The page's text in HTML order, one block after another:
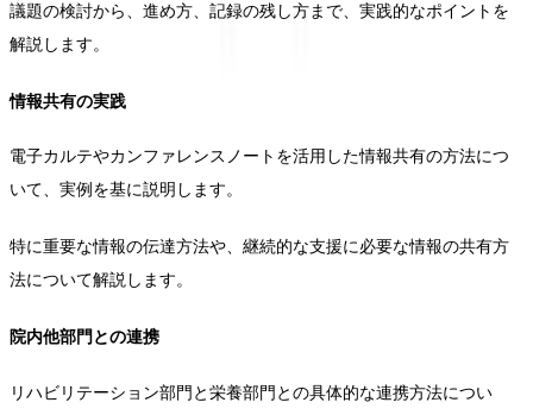
議題の検討から、進め方、記録の残し方まで、実践的なポイントを
解説します。
情報共有の実践
電子カルテやカンファレンスノートを活用した情報共有の方法につ
いて、実例を基に説明します。
特に重要な情報の伝達方法や、継続的な支援に必要な情報の共有方
法について解説します。
院内他部門との連携
リハビリテーション部門と栄養部門との具体的な連携方法につい